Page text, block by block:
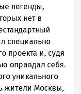
легенды,
нет в
специально
проекта и, судя
оправдал себя.
уникального
жители Москвы,